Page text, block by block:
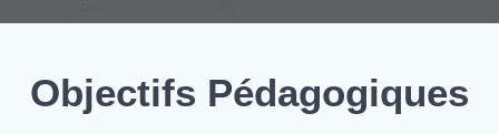
Objectifs Pédagogiques